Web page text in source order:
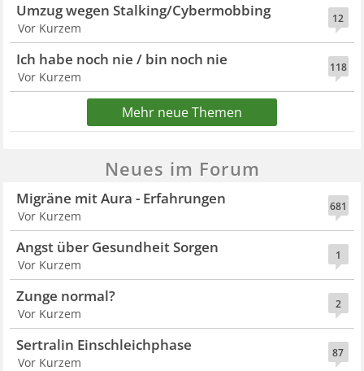
12
Umzug wegen Stalking/Cybermobbing
Vor Kurzem
118
Ich habe noch nie / bin noch nie
Vor Kurzem
Mehr neue Themen
Neues im Forum
681
Migräne mit Aura - Erfahrungen
Vor Kurzem
1
Angst über Gesundheit Sorgen
Vor Kurzem
2
Zunge normal?
Vor Kurzem
87
Sertralin Einschleichphase
Vor Kurzem